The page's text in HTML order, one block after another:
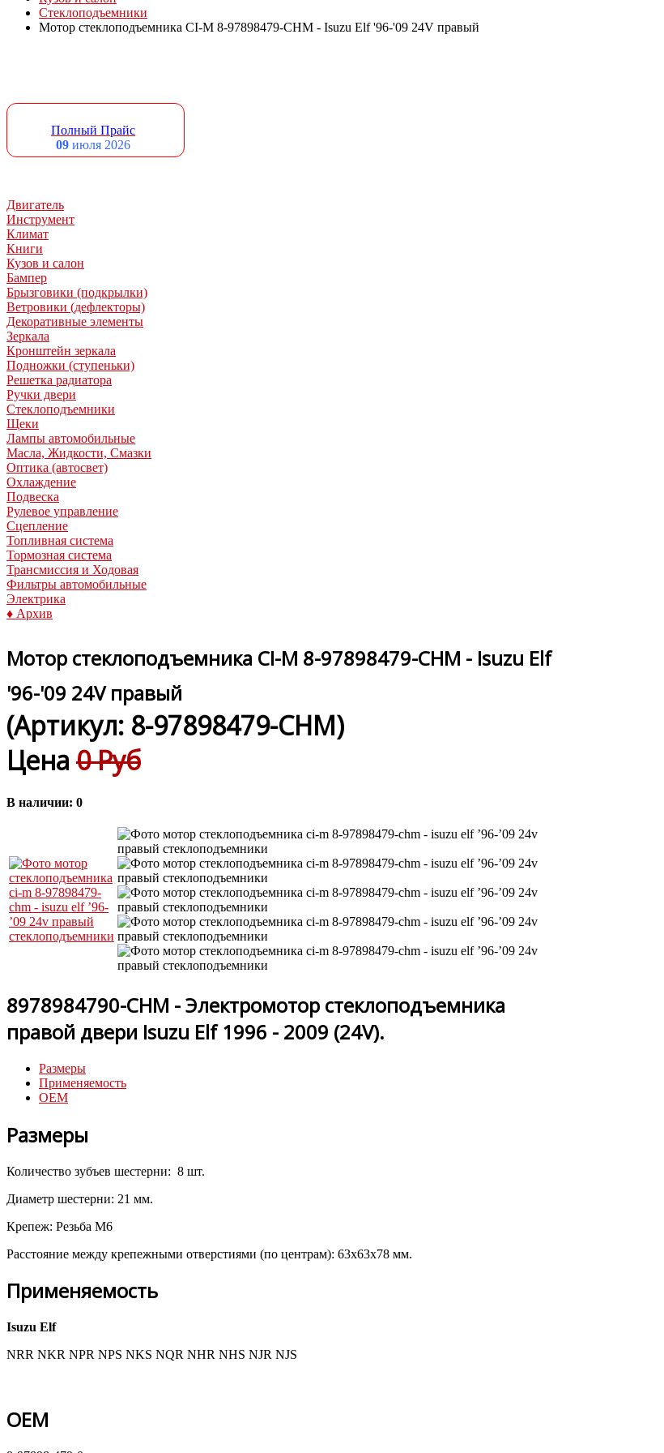
Стеклоподъемники
Мотор стеклоподъемника CI-M 8-97898479-CHM - Isuzu Elf '96-'09 24V правый
Полный Прайс
09 июля 2026
Двигатель
Инструмент
Климат
Книги
Кузов и салон
Бампер
Брызговики (подкрылки)
Ветровики (дефлекторы)
Декоративные элементы
Зеркала
Кронштейн зеркала
Подножки (ступеньки)
Решетка радиатора
Ручки двери
Стеклоподъемники
Щеки
Лампы автомобильные
Масла, Жидкости, Смазки
Оптика (автосвет)
Охлаждение
Подвеска
Рулевое управление
Сцепление
Топливная система
Тормозная система
Трансмиссия и Ходовая
Фильтры автомобильные
Электрика
♦ Архив
Мотор стеклоподъемника CI-M 8-97898479-CHM - Isuzu Elf
'96-'09 24V правый
(Артикул: 8-97898479-CHM)
Цена 0 Руб
В наличии: 0
8978984790-CHM - Электромотор стеклоподъемника
правой двери Isuzu Elf 1996 - 2009 (24V).
Размеры
Применяемость
OEM
Размеры
Количество зубъев шестерни: 8 шт.
Диаметр шестерни: 21 мм.
Крепеж: Резьба M6
Расстояние между крепежными отверстиями (по центрам): 63x63x78 мм.
Применяемость
Isuzu Elf
NRR NKR NPR NPS NKS NQR NHR NHS NJR NJS
OEM